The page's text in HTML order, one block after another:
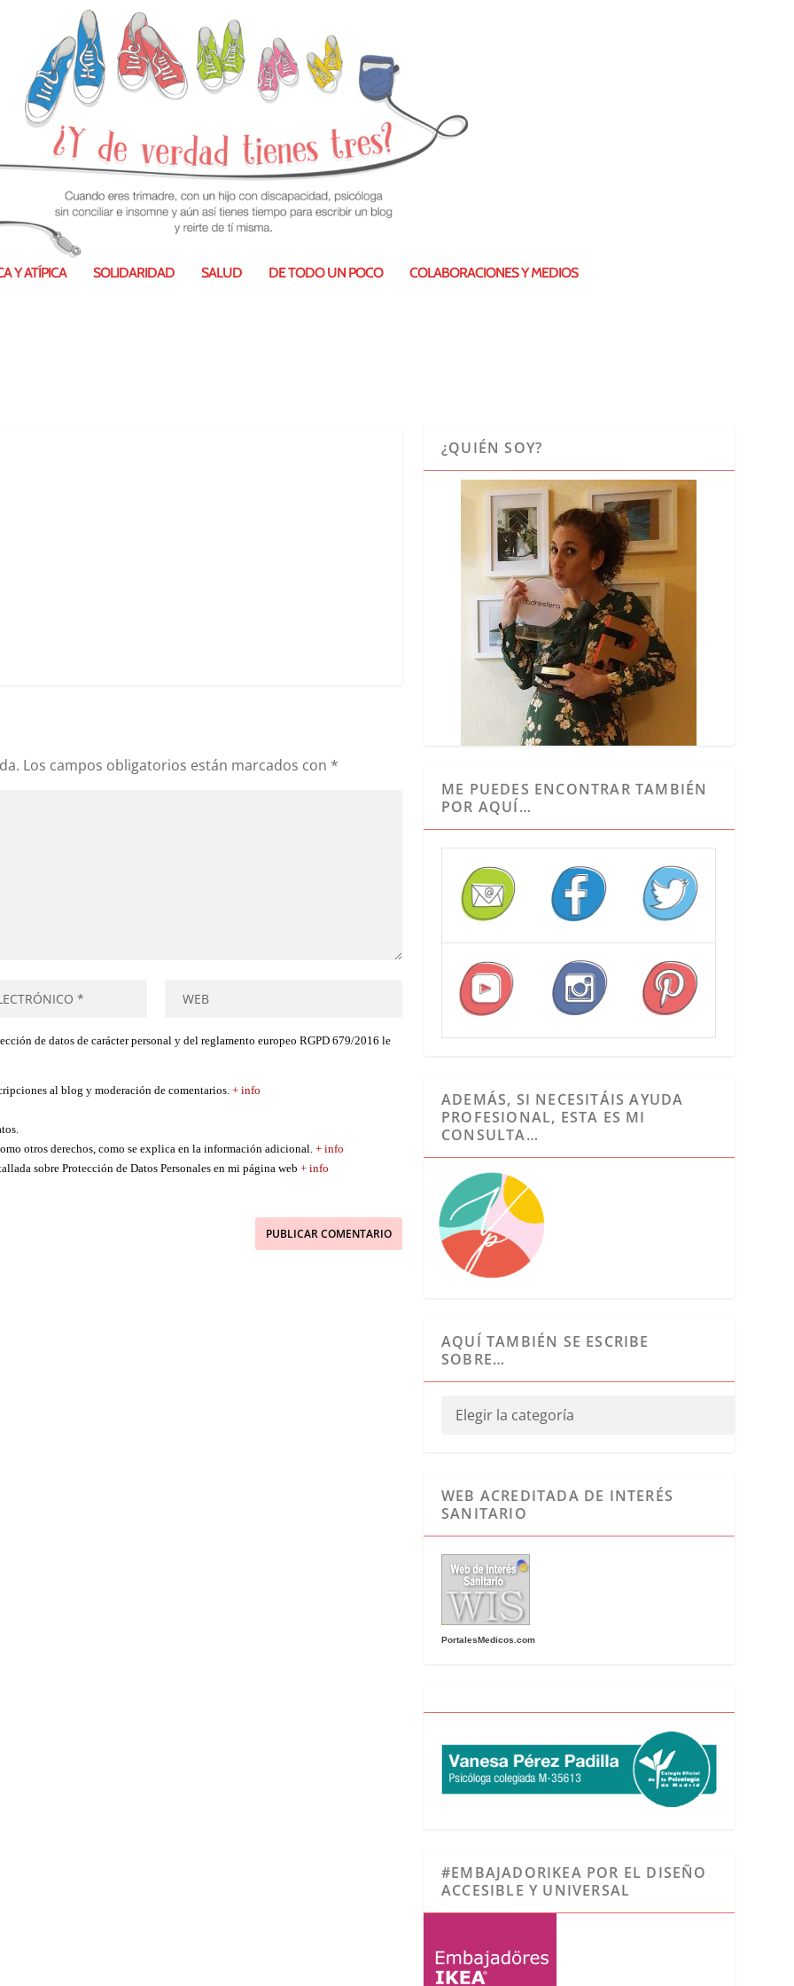
Y ATÍPICA SOLIDARIDAD SALUD DE TODO UN POCO COLABORACIONES Y MEDIOS
Los campos obligatorios están marcados con *
de datos de carácter personal y del reglamento europeo RGPD 679/2016 le
al blog y moderación de comentarios.+ info
otros derechos, como se explica en la información adicional.+ info
sobre Protección de Datos Personales en mi página web+ info
¿QUIÉN SOY?
ME PUEDES ENCONTRAR TAMBIÉN
POR AQUÍ…
ADEMÁS, SI NECESITÁIS AYUDA
PROFESIONAL, ESTA ES MI
CONSULTA…
AQUÍ TAMBIÉN SE ESCRIBE
SOBRE…
WEB ACREDITADA DE INTERÉS
SANITARIO
PortalesMedicos.com
#EMBAJADORIKEA POR EL DISEÑO
ACCESIBLE Y UNIVERSAL